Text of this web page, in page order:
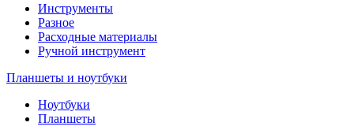
Инструменты
Разное
Расходные материалы
Ручной инструмент
Планшеты и ноутбуки
Ноутбуки
Планшеты